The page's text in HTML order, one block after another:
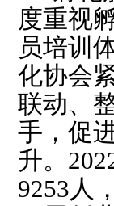
度重视
员培训
化协会
联动、
手，促
升。
9253人